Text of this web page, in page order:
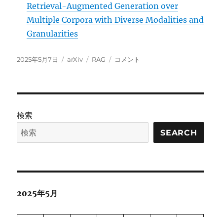
Retrieval-Augmented Generation over
Multiple Corpora with Diverse Modalities and
Granularities
投
2025年5月7日
カ
arXiv
タ
RAG
UniversalRAG:
Corpora
Diverse
Granularities
コメント
検索
SEARCH
2025年5月